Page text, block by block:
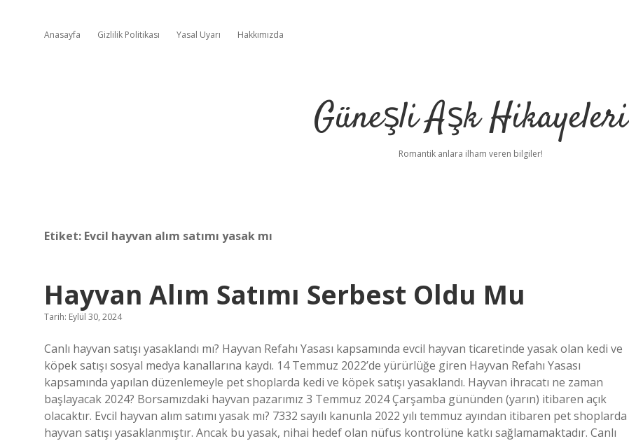
Anasayfa Gizlilik Politikası Yasal Uyarı Hakkımızda
Güneşli Aşk Hikayeleri
Romantik anlara ilham veren bilgiler!
Etiket: Evcil hayvan alım satımı yasak mı
Hayvan Alım Satımı Serbest Oldu Mu
Tarih: Eylül 30, 2024
Canlı hayvan satışı yasaklandı mı? Hayvan Refahı Yasası kapsamında evcil hayvan ticaretinde yasak olan kedi ve
köpek satışı sosyal medya kanallarına kaydı. 14 Temmuz 2022’de yürürlüğe giren Hayvan Refahı Yasası
kapsamında yapılan düzenlemeyle pet shoplarda kedi ve köpek satışı yasaklandı. Hayvan ihracatı ne zaman
başlayacak 2024? Borsamızdaki hayvan pazarımız 3 Temmuz 2024 Çarşamba gününden (yarın) itibaren açık
olacaktır. Evcil hayvan alım satımı yasak mı? 7332 sayılı kanunla 2022 yılı temmuz ayından itibaren pet shoplarda
hayvan satışı yasaklanmıştır. Ancak bu yasak, nihai hedef olan nüfus kontrolüne katkı sağlamamaktadır. Canlı